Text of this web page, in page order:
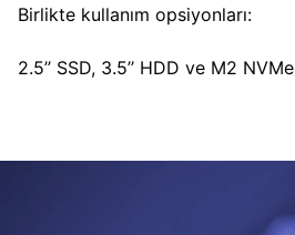
Birlikte kullanım opsiyonları:
2.5’’ SSD, 3.5’’ HDD ve M2 NVMe